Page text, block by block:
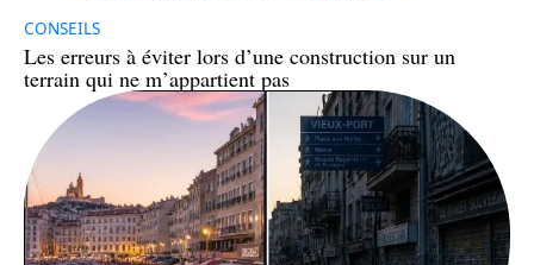
CONSEILS
Les erreurs à éviter lors d’une construction sur un
terrain qui ne m’appartient pas